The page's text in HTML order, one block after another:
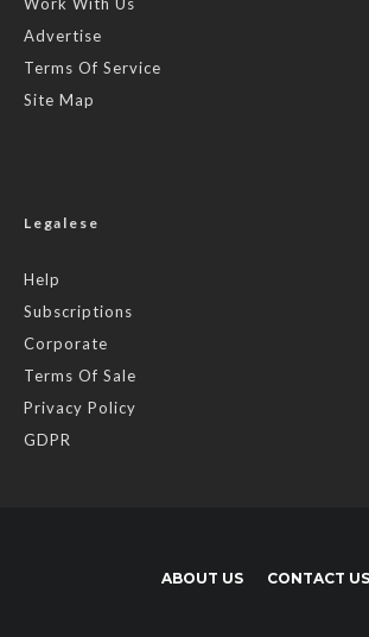
Advertise
Terms Of Service
Site Map
Legalese
Help
Subscriptions
Corporate
Terms Of Sale
Privacy Policy
GDPR
ABOUT US CONTACT US